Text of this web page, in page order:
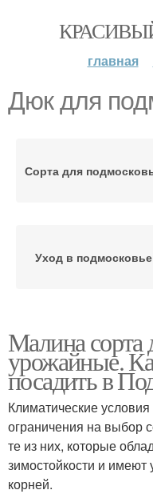
главная
Дюк для
Сорта для
Уход в подмосковье
подмосковья
Малина сорта
урожайные.
посадить в
Климатические
ограничения на выбор
те из них, которые
зимостойкости и имеют
корней.